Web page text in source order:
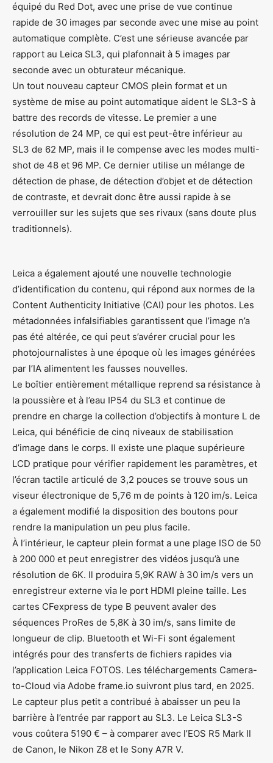
équipé du Red Dot, avec une prise de vue continue
rapide de 30 images par seconde avec une mise au point
automatique complète. C’est une sérieuse avancée par
rapport au Leica SL3, qui plafonnait à 5 images par
seconde avec un obturateur mécanique.
Un tout nouveau capteur CMOS plein format et un
système de mise au point automatique aident le SL3-S à
battre des records de vitesse. Le premier a une
résolution de 24 MP, ce qui est peut-être inférieur au
SL3 de 62 MP, mais il le compense avec les modes multi-
shot de 48 et 96 MP. Ce dernier utilise un mélange de
détection de phase, de détection d’objet et de détection
de contraste, et devrait donc être aussi rapide à se
verrouiller sur les sujets que ses rivaux (sans doute plus
traditionnels).
Leica a également ajouté une nouvelle technologie
d’identification du contenu, qui répond aux normes de la
Content Authenticity Initiative (CAI) pour les photos. Les
métadonnées infalsifiables garantissent que l’image n’a
pas été altérée, ce qui peut s’avérer crucial pour les
photojournalistes à une époque où les images générées
par l’IA alimentent les fausses nouvelles.
Le boîtier entièrement métallique reprend sa résistance à
la poussière et à l’eau IP54 du SL3 et continue de
prendre en charge la collection d’objectifs à monture L de
Leica, qui bénéficie de cinq niveaux de stabilisation
d’image dans le corps. Il existe une plaque supérieure
LCD pratique pour vérifier rapidement les paramètres, et
l’écran tactile articulé de 3,2 pouces se trouve sous un
viseur électronique de 5,76 m de points à 120 im/s. Leica
a également modifié la disposition des boutons pour
rendre la manipulation un peu plus facile.
À l’intérieur, le capteur plein format a une plage ISO de 50
à 200 000 et peut enregistrer des vidéos jusqu’à une
résolution de 6K. Il produira 5,9K RAW à 30 im/s vers un
enregistreur externe via le port HDMI pleine taille. Les
cartes CFexpress de type B peuvent avaler des
séquences ProRes de 5,8K à 30 im/s, sans limite de
longueur de clip. Bluetooth et Wi-Fi sont également
intégrés pour des transferts de fichiers rapides via
l’application Leica FOTOS. Les téléchargements Camera-
to-Cloud via Adobe frame.io suivront plus tard, en 2025.
Le capteur plus petit a contribué à abaisser un peu la
barrière à l’entrée par rapport au SL3. Le Leica SL3-S
vous coûtera 5190 € – à comparer avec l’EOS R5 Mark II
de Canon, le Nikon Z8 et le Sony A7R V.